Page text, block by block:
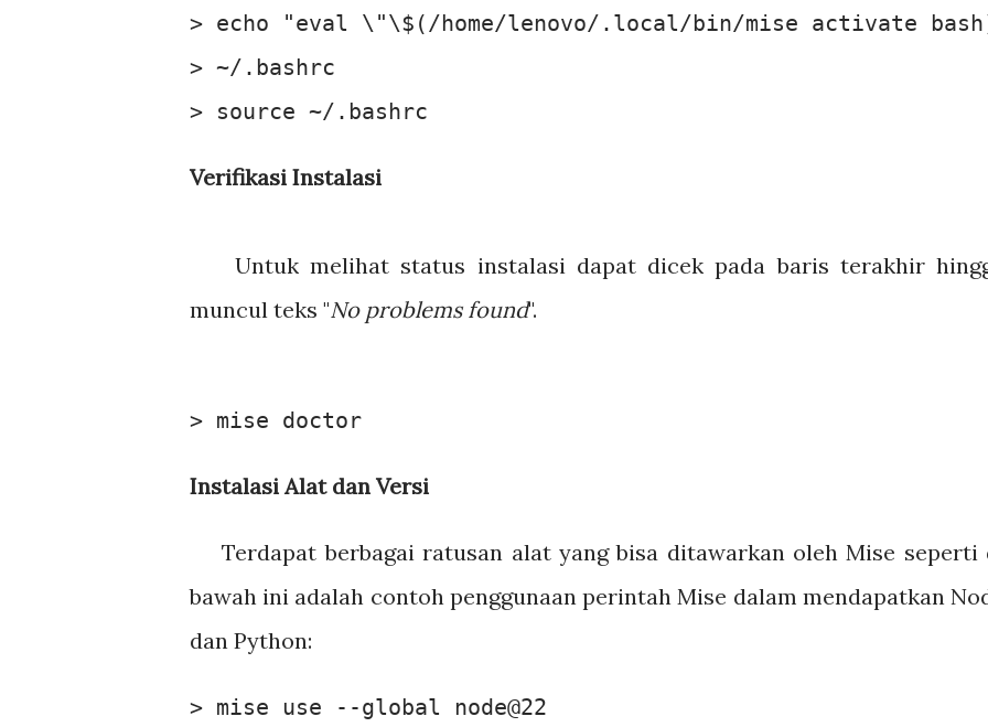
> echo "eval \"\$(/home/lenovo/.local/bin/mise activate
> ~/.bashrc
> source ~/.bashrc
Verifikasi Instalasi
Untuk melihat status instalasi dapat dicek pada baris terakhir
muncul teks "No problems found".
> mise doctor
Instalasi Alat dan Versi
Terdapat berbagai ratusan alat yang bisa ditawarkan oleh Mise seperti
bawah ini adalah contoh penggunaan perintah Mise dalam mendapatkan
dan Python:
> mise use --global node@22